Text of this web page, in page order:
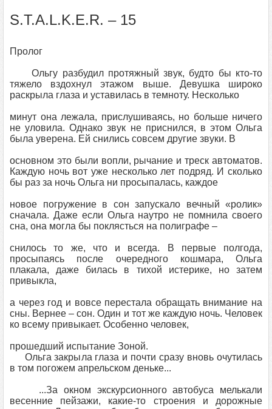
S.T.A.L.K.E.R. – 15
Пролог
Ольгу разбудил протяжный звук, будто бы кто-то
тяжело вздохнул этажом выше. Девушка широко
раскрыла глаза и уставилась в темноту. Несколько
минут она лежала, прислушиваясь, но больше ничего
не уловила. Однако звук не приснился, в этом Ольга
была уверена. Ей снились совсем другие звуки. В
основном это были вопли, рычание и треск автоматов.
Каждую ночь вот уже несколько лет подряд. И сколько
бы раз за ночь Ольга ни просыпалась, каждое
новое погружение в сон запускало вечный «ролик»
сначала. Даже если Ольга наутро не помнила своего
сна, она могла бы поклясться на полиграфе –
снилось то же, что и всегда. В первые полгода,
просыпаясь после очередного кошмара, Ольга
плакала, даже билась в тихой истерике, но затем
привыкла,
а через год и вовсе перестала обращать внимание на
сны. Вернее – сон. Один и тот же каждую ночь. Человек
ко всему привыкает. Особенно человек,
прошедший испытание Зоной.
Ольга закрыла глаза и почти сразу вновь очутилась
в том погожем апрельском деньке...
...За окном экскурсионного автобуса мелькали
весенние пейзажи, какие-то строения и дорожные